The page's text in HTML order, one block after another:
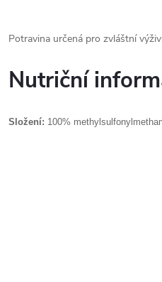
Potravina určená pro zvláštní
Nutriční
Složení: 100%